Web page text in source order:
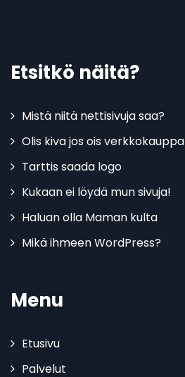
Etsitkö näitä?
Mistä niitä nettisivuja saa?
Olis kiva jos ois verkkokauppa
Tarttis saada logo
Kukaan ei löydä mun sivuja!
Haluan olla Maman kulta
Mikä ihmeen WordPress?
Menu
Etusivu
Palvelut